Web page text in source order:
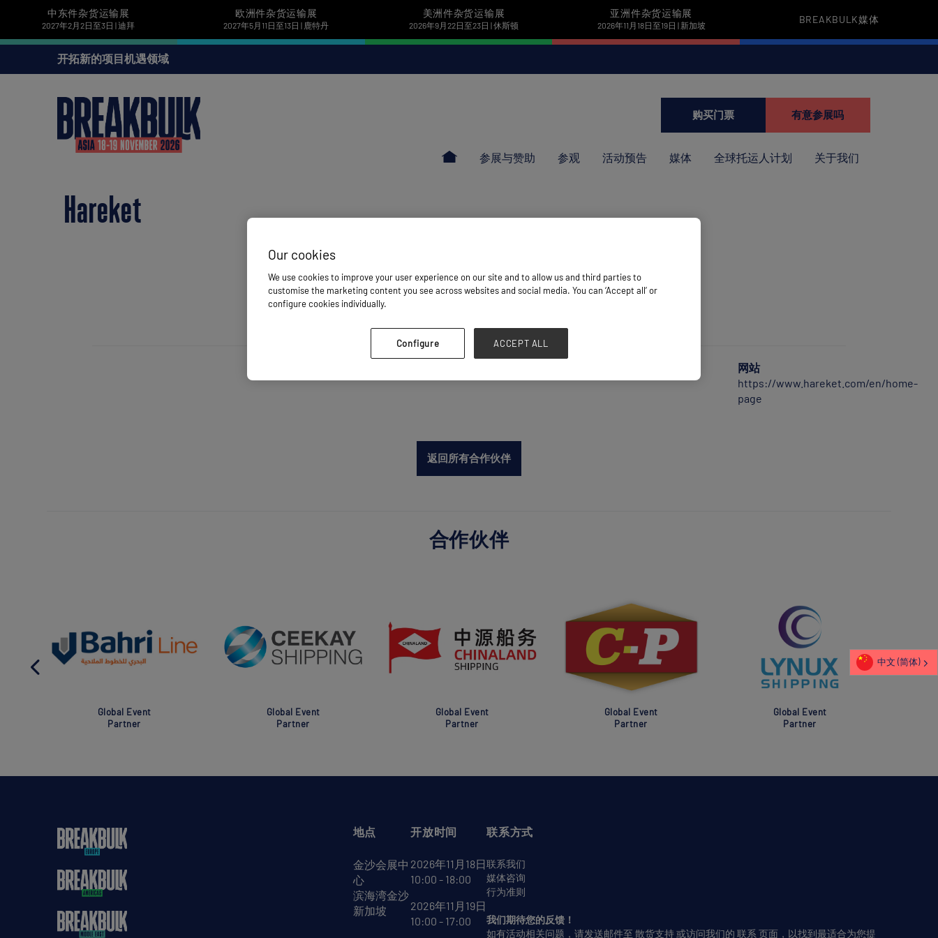
中东件杂货运输展
2027年2月2日至3日 | 迪拜
欧洲件杂货运输展
2027年5月11日至13日 | 鹿特丹
美洲件杂货运输展
2026年9月22日至23日 | 休斯顿
亚洲件杂货运输展
2026年11月18日至19日 | 新加坡
BREAKBULK媒体
开拓新的项目机遇领域
购买门票 有意参展吗
参展与赞助 参观 活动预告 媒体 全球托运人计划 关于我们
Hareket
网站
https://www.hareket.com/en/home-
page
返回所有合作伙伴
合作伙伴
Global Event
Partner
Global Event
Partner
Global Event
Partner
Global Event
Partner
Global Event
Partner
地点
金沙会展中
心
滨海湾金沙
新加坡
开放时间
2026年11月18日
10:00 - 18:00
2026年11月19日
10:00 - 17:00
联系方式
联系我们
媒体咨询
行为准则
我们期待您的反馈！
如有活动相关问题，请发送邮件至散货支持或访问我们的联系 页面，以找到最适合为您提
中文 (简体)
Our cookies
We use cookies to improve your user experience on our site and to allow us and third parties to
customise the marketing content you see across websites and social media. You can ‘Accept all’ or
configure cookies individually.
Configure ACCEPT ALL